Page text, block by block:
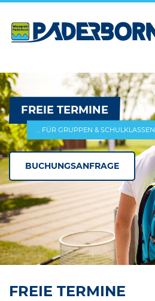
FREIE TERMINE
… FÜR GRUPPEN & SCHULKLASSEN
BUCHUNGSANFRAGE
FREIE TERMINE